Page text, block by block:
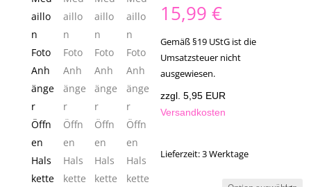
15,99€
Gemäß §19 UStG ist die
Umsatzsteuer nicht
ausgewiesen.
zzgl. 5,95 EUR
Versandkosten
Lieferzeit:3 Werktage